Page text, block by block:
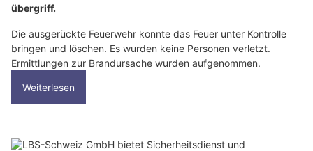
übergriff.
Die ausgerückte Feuerwehr konnte das Feuer unter Kontrolle
bringen und löschen. Es wurden keine Personen verletzt.
Ermittlungen zur Brandursache wurden aufgenommen.
Weiterlesen